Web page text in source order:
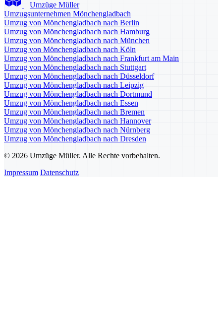
Umzüge Müller
Umzugsunternehmen Mönchengladbach
Umzug von Mönchengladbach nach Berlin
Umzug von Mönchengladbach nach Hamburg
Umzug von Mönchengladbach nach München
Umzug von Mönchengladbach nach Köln
Umzug von Mönchengladbach nach Frankfurt am Main
Umzug von Mönchengladbach nach Stuttgart
Umzug von Mönchengladbach nach Düsseldorf
Umzug von Mönchengladbach nach Leipzig
Umzug von Mönchengladbach nach Dortmund
Umzug von Mönchengladbach nach Essen
Umzug von Mönchengladbach nach Bremen
Umzug von Mönchengladbach nach Hannover
Umzug von Mönchengladbach nach Nürnberg
Umzug von Mönchengladbach nach Dresden
© 2026 Umzüge Müller. Alle Rechte vorbehalten.
Impressum Datenschutz